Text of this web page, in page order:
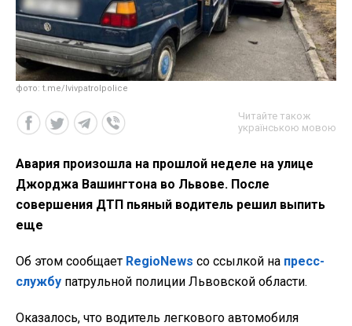
фото: t.me/lvivpatrolpolice
Читайте також
українською мовою
Авария произошла на прошлой неделе на улице
Джорджа Вашингтона во Львове. После
совершения ДТП пьяный водитель решил выпить
еще
Об этом сообщает RegioNews со ссылкой на пресс-
службу патрульной полиции Львовской области.
Оказалось, что водитель легкового автомобиля